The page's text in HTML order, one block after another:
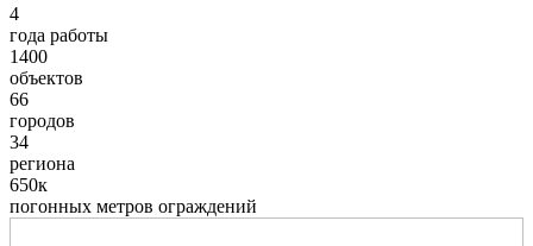
4
года работы
1400
объектов
66
городов
34
региона
650к
погонных метров ограждений